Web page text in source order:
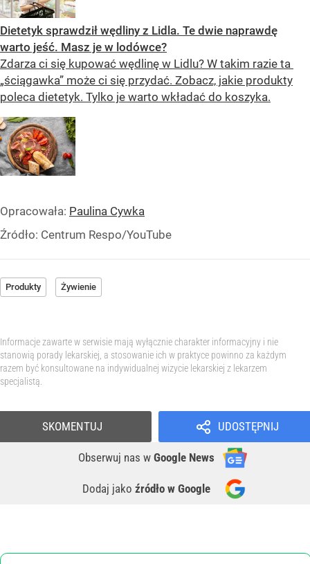
Dietetyk sprawdził wędliny z Lidla. Te dwie naprawdę
warto jeść. Masz je w lodówce?
Zdarza ci się kupować wędlinę w Lidlu? W takim razie ta
„ściągawka” może ci się przydać. Zobacz, jakie produkty
poleca dietetyk. Tylko je warto wkładać do koszyka.
Opracowała: Paulina Cywka
Źródło: Centrum Respo/YouTube
Produkty Żywienie
Informacje zawarte w serwisie mają wyłącznie charakter informacyjny i nie
stanowią porady lekarskiej, a stosowanie ich w praktyce powinno za każdym
razem być konsultowane na indywidualnej wizycie lekarskiej z lekarzem
specjalistą.
UDOSTĘPNIJ
Obserwuj nas w Google News
Dodaj jako źródło w Google
SKOMENTUJ